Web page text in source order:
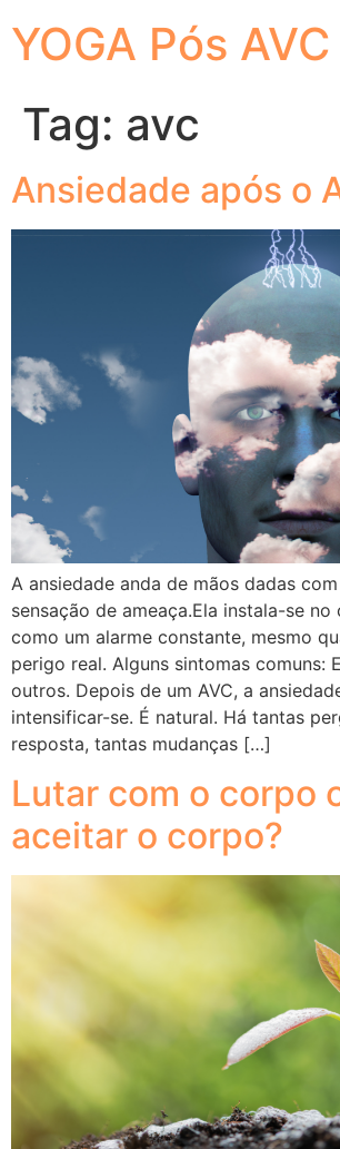
YOGA Pós AVC
Tag: avc
Ansiedade após o
A ansiedade anda de mãos dadas
sensação de ameaça.Ela instala-se
como um alarme constante, mesmo
perigo real. Alguns sintomas comuns:
outros. Depois de um AVC, a
intensificar-se. É natural. Há tantas
resposta, tantas mudanças […]
Lutar com o corpo
aceitar o corpo?